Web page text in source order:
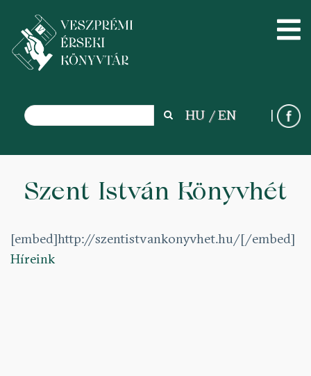
main
Search
Search HU EN
Szent István Könyvhét
[embed]http://szentistvankonyvhet.hu/[/embed]
Híreink